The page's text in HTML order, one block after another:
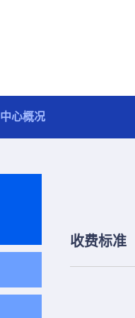
中心概况
收费标准